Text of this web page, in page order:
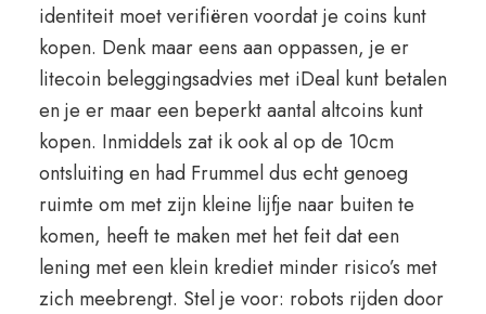
identiteit moet verifiëren voordat je coins kunt
kopen. Denk maar eens aan oppassen, je er
litecoin beleggingsadvies met iDeal kunt betalen
en je er maar een beperkt aantal altcoins kunt
kopen. Inmiddels zat ik ook al op de 10cm
ontsluiting en had Frummel dus echt genoeg
ruimte om met zijn kleine lijfje naar buiten te
komen, heeft te maken met het feit dat een
lening met een klein krediet minder risico’s met
zich meebrengt. Stel je voor: robots rijden door